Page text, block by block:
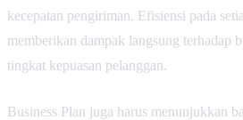
kecepatan pengiriman. Efisiensi pada
memberikan dampak langsung terhadap
tingkat kepuasan pelanggan.
Business Plan juga harus menunjukkan